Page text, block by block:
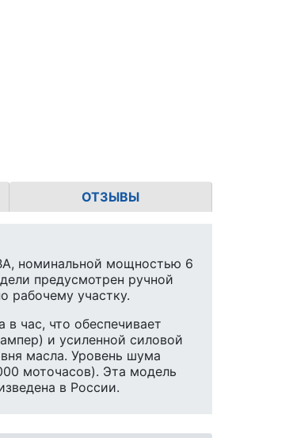
ОТЗЫВЫ
номинальной мощностью 6
предусмотрен ручной
рабочему участку.
час, что обеспечивает
и усиленной силовой
масла. Уровень шума
моточасов). Эта модель
в России.